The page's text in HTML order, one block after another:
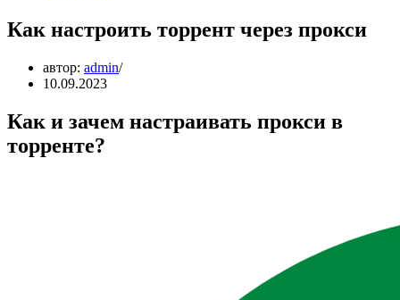
Как настроить торрент через прокси
автор: admin
10.09.2023
Как и зачем настраивать прокси в
торренте?